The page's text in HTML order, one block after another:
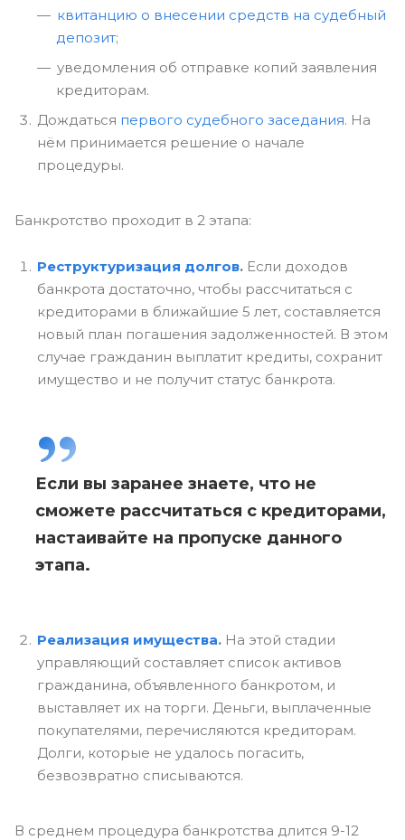
квитанцию о внесении средств на судебный
депозит;
уведомления об отправке копий заявления
кредиторам.
Дождаться первого судебного заседания. На
нём принимается решение о начале
процедуры.
Банкротство проходит в 2 этапа:
Реструктуризация долгов. Если доходов
банкрота достаточно, чтобы рассчитаться с
кредиторами в ближайшие 5 лет, составляется
новый план погашения задолженностей. В этом
случае гражданин выплатит кредиты, сохранит
имущество и не получит статус банкрота.
Если вы заранее знаете, что не
сможете рассчитаться с кредиторами,
настаивайте на пропуске данного
этапа.
Реализация имущества. На этой стадии
управляющий составляет список активов
гражданина, объявленного банкротом, и
выставляет их на торги. Деньги, выплаченные
покупателями, перечисляются кредиторам.
Долги, которые не удалось погасить,
безвозвратно списываются.
В среднем процедура банкротства длится 9-12